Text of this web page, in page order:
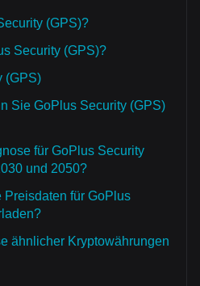
(GPS)?
Security (GPS)?
(GPS)
Sie GoPlus Security (GPS)
für GoPlus Security
und 2050?
für GoPlus
ähnlicher Kryptowährungen